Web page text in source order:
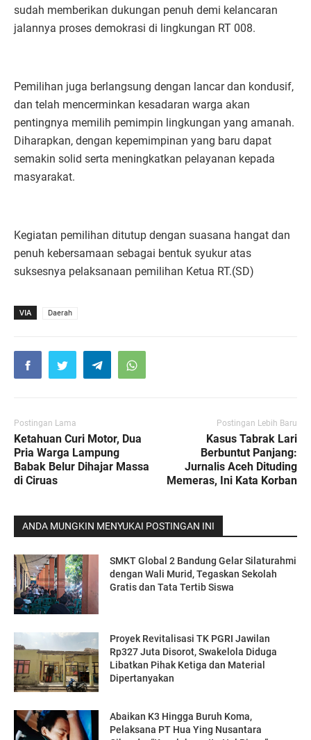
sudah memberikan dukungan penuh demi kelancaran
jalannya proses demokrasi di lingkungan RT 008.
Pemilihan juga berlangsung dengan lancar dan kondusif,
dan telah mencerminkan kesadaran warga akan
pentingnya memilih pemimpin lingkungan yang amanah.
Diharapkan, dengan kepemimpinan yang baru dapat
semakin solid serta meningkatkan pelayanan kepada
masyarakat.
Kegiatan pemilihan ditutup dengan suasana hangat dan
penuh kebersamaan sebagai bentuk syukur atas
suksesnya pelaksanaan pemilihan Ketua RT.(SD)
VIA Daerah
Postingan Lama
Ketahuan Curi Motor, Dua
Pria Warga Lampung
Babak Belur Dihajar Massa
di Ciruas
Postingan Lebih Baru
Kasus Tabrak Lari
Berbuntut Panjang:
Jurnalis Aceh Dituding
Memeras, Ini Kata Korban
ANDA MUNGKIN MENYUKAI POSTINGAN INI
SMKT Global 2 Bandung Gelar Silaturahmi
dengan Wali Murid, Tegaskan Sekolah
Gratis dan Tata Tertib Siswa
Proyek Revitalisasi TK PGRI Jawilan
Rp327 Juta Disorot, Swakelola Diduga
Libatkan Pihak Ketiga dan Material
Dipertanyakan
Abaikan K3 Hingga Buruh Koma,
Pelaksana PT Hua Ying Nusantara